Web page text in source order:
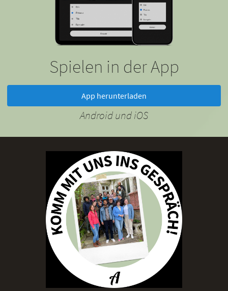
Spielen in der App
App herunterladen
Android und iOS